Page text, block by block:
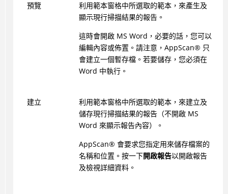
預覽
利用範本窗格中所選取的範本，來產生及
顯示現行掃描結果的報告。
這時會開啟 MS Word，必要的話，您可以
編輯內容或佈置。請注意， AppScan® 只
會建立一個暫存檔。若要儲存，您必須在
Word 中執行。
建立
利用範本窗格中所選取的範本，來建立及
儲存現行掃描結果的報告（不開啟 MS
Word 來顯示報告內容）。
AppScan® 會要求您指定用來儲存檔案的
名稱和位置。按一下開啟報告以開啟報告
及檢視詳細資料。